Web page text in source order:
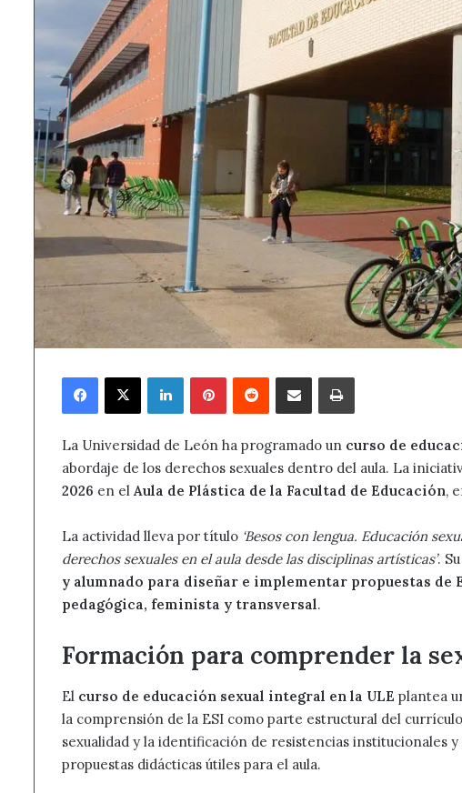
Facebook
X LinkedInPinterestReddit Compartir por correo electrónicoImprimir
La Universidad de León ha programado un curso de
abordaje de los derechos sexuales dentro del aula. La
2026 en el Aula de Plástica de la Facultad de Educación,
La actividad lleva por título ‘Besos con lengua. Educación
derechos sexuales en el aula desde las disciplinas artísticas’.
y alumnado para diseñar e implementar propuestas de
pedagógica, feminista y transversal.
Formación para comprender la
El curso de educación sexual integral en la ULE plantea
la comprensión de la ESI como parte estructural del
sexualidad y la identificación de resistencias institucionales
propuestas didácticas útiles para el aula.